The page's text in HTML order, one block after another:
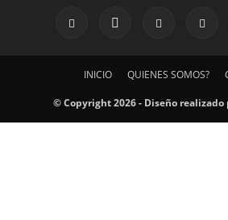
INICIO QUIENES SOMOS?
© Copyright 2026 - Diseño realizado